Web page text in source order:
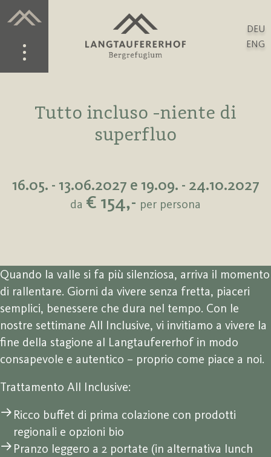
DEU
ENG
Tutto incluso -niente di
superfluo
16.05. - 13.06.2027 e 19.09. - 24.10.2027
da € 154,- per persona
Quando la valle si fa più silenziosa, arriva il momento
di rallentare. Giorni da vivere senza fretta, piaceri
semplici, benessere che dura nel tempo. Con le
nostre settimane All Inclusive, vi invitiamo a vivere la
fine della stagione al Langtaufererhof in modo
consapevole e autentico – proprio come piace a noi.
Trattamento All Inclusive:
Ricco buffet di prima colazione con prodotti
regionali e opzioni bio
Pranzo leggero a 2 portate (in alternativa lunch